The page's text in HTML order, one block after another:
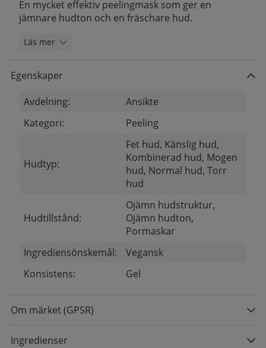
En mycket effektiv peelingmask som ger en
jämnare hudton och en fräschare hud.
Läs mer
Egenskaper
Avdelning:
Ansikte
Kategori:
Peeling
Hudtyp:
Fet hud, Känslig hud,
Kombinerad hud, Mogen
hud, Normal hud, Torr
hud
Hudtillstånd:
Ojämn hudstruktur,
Ojämn hudton,
Pormaskar
Ingrediensönskemål:
Vegansk
Konsistens:
Gel
Om märket (GPSR)
Ingredienser